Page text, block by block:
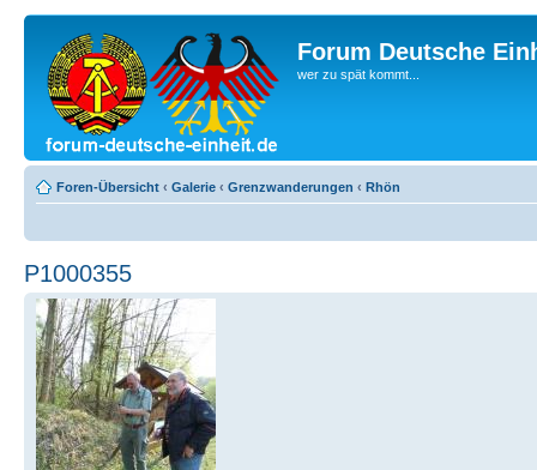
Forum Deutsche
wer zu spät kommt...
Foren-Übersicht ‹ Galerie ‹ Grenzwanderungen ‹ Rhön
P1000355